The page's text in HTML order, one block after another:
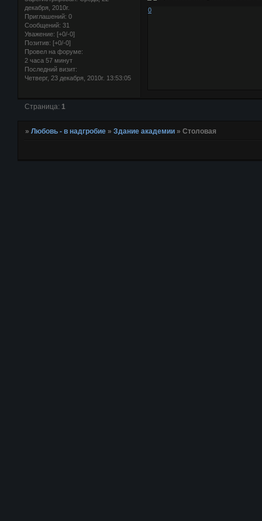
декабря, 2010г.
Приглашений: 0
Сообщений: 31
Уважение: [+0/-0]
Позитив: [+0/-0]
Провел на форуме:
2 часа 57 минут
Последний визит:
Четверг, 23 декабря, 2010г. 13:53:05
0
Страница: 1
»Любовь - в надгробие »Здание академии »Столовая